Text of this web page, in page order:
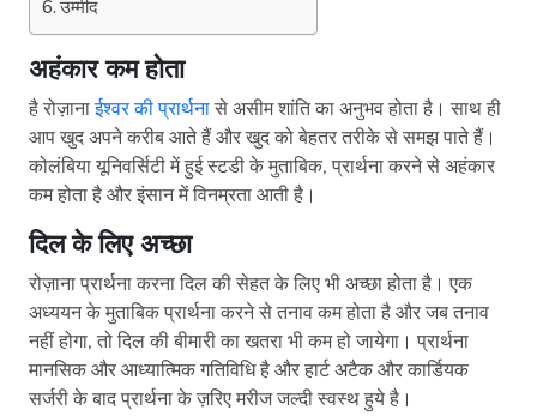
उम्मीद
अहंकार कम होता
है रोज़ानाईश्वर की प्रार्थनासे असीम शांति का अनुभव होता है। साथ ही
आप खुद अपने करीब आते हैं और खुद को बेहतर तरीके से समझ पाते हैं।
कोलंबिया यूनिवर्सिटी में हुई स्टडी के मुताबिक, प्रार्थना करने से अहंकार
कम होता है और इंसान में विनम्रता आती है।
दिल के लिए अच्छा
रोज़ाना प्रार्थना करना दिल की सेहत के लिए भी अच्छा होता है। एक
अध्ययन के मुताबिक प्रार्थना करने से तनाव कम होता है और जब तनाव
नहीं होगा, तो दिल की बीमारी का खतरा भी कम हो जायेगा। प्रार्थना
मानसिक और आध्यात्मिक गतिविधि है और हार्ट अटैक और कार्डियक
सर्जरी के बाद प्रार्थना के ज़रिए मरीज जल्दी स्वस्थ हुये है।